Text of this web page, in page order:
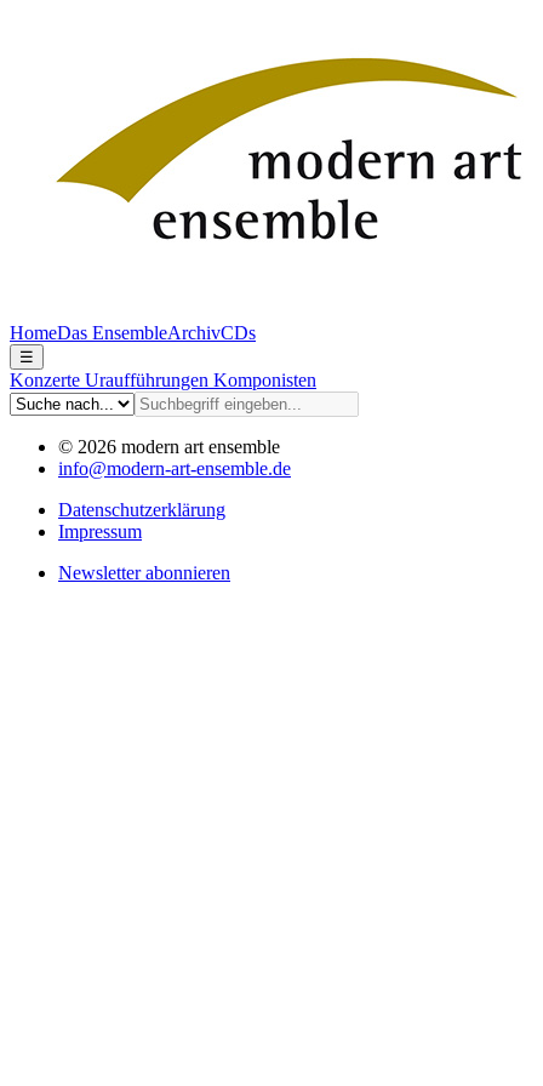
HomeDas EnsembleArchivCDs
☰
Konzerte Uraufführungen Komponisten
© 2026 modern art ensemble
info@modern-art-ensemble.de
Datenschutzerklärung
Impressum
Newsletter abonnieren